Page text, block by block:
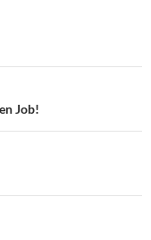
Job!